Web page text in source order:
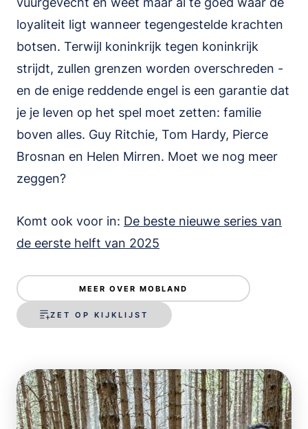
loyaliteit ligt wanneer tegengestelde krachten
botsen. Terwijl koninkrijk tegen koninkrijk
strijdt, zullen grenzen worden overschreden -
en de enige reddende engel is een garantie dat
je je leven op het spel moet zetten: familie
boven alles. Guy Ritchie, Tom Hardy, Pierce
Brosnan en Helen Mirren. Moet we nog meer
zeggen?
Komt ook voor in: De beste nieuwe series van
de eerste helft van 2025
MEER OVER MOBLAND
ZET OP KIJKLIJST